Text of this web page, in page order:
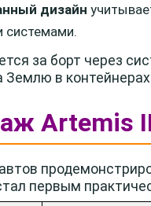
дизайн
за борт через
в контейнерах
Artemis
первым